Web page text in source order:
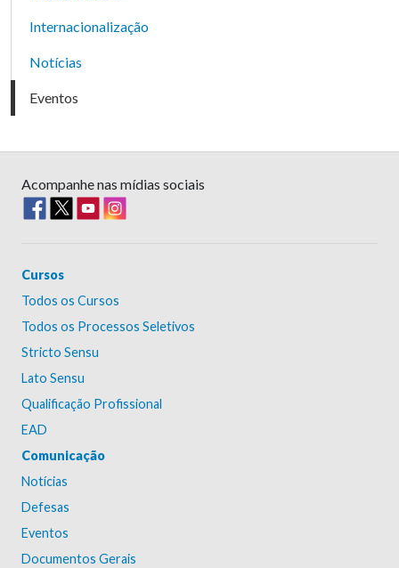
Internacionalização
Notícias
Eventos
Acompanhe nas mídias sociais
Cursos
Todos os Cursos
Todos os Processos Seletivos
Stricto Sensu
Lato Sensu
Qualificação Profissional
EAD
Comunicação
Notícias
Defesas
Eventos
Documentos Gerais